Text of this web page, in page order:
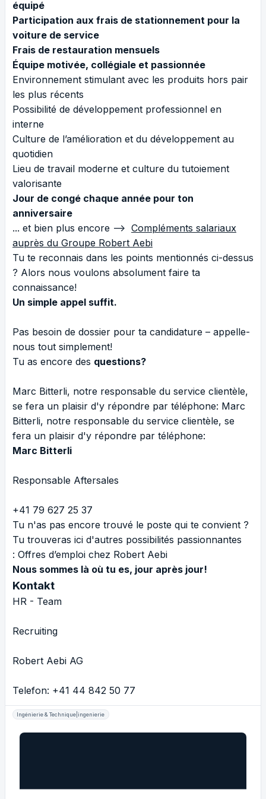
équipé
Participation aux frais de stationnement pour la
voiture de service
Frais de restauration mensuels
Équipe motivée, collégiale et passionnée
Environnement stimulant avec les produits hors pair
les plus récents
Possibilité de développement professionnel en
interne
Culture de l’amélioration et du développement au
quotidien
Lieu de travail moderne et culture du tutoiement
valorisante
Jour de congé chaque année pour ton
anniversaire
... et bien plus encore --> Compléments salariaux
auprès du Groupe Robert Aebi
Tu te reconnais dans les points mentionnés ci-dessus
? Alors nous voulons absolument faire ta
connaissance!
Un simple appel suffit.
Pas besoin de dossier pour ta candidature – appelle-
nous tout simplement!
Tu as encore des questions?
Marc Bitterli, notre responsable du service clientèle,
se fera un plaisir d'y répondre par téléphone: Marc
Bitterli, notre responsable du service clientèle, se
fera un plaisir d'y répondre par téléphone:
Marc Bitterli
Responsable Aftersales
+41 79 627 25 37
Tu n'as pas encore trouvé le poste qui te convient ?
Tu trouveras ici d'autres possibilités passionnantes
: Offres d’emploi chez Robert Aebi
Nous sommes là où tu es, jour après jour!
Kontakt
HR - Team
Recruiting
Robert Aebi AG
Telefon: +41 44 842 50 77
Ingénierie & Technique|ingenierie